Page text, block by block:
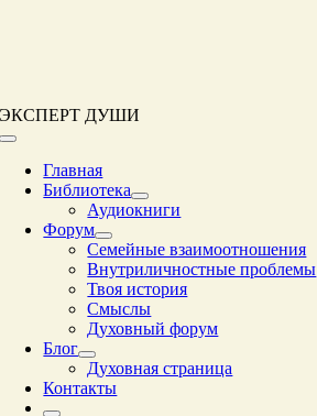
ЭКСПЕРТ ДУШИ
Переключение
навигацииГлавная
Библиотека
Аудиокниги
Форум
Семейные взаимоотношения
Внутриличностные проблемы
Твоя история
Смыслы
Духовный форум
Блог
Духовная страница
Контакты